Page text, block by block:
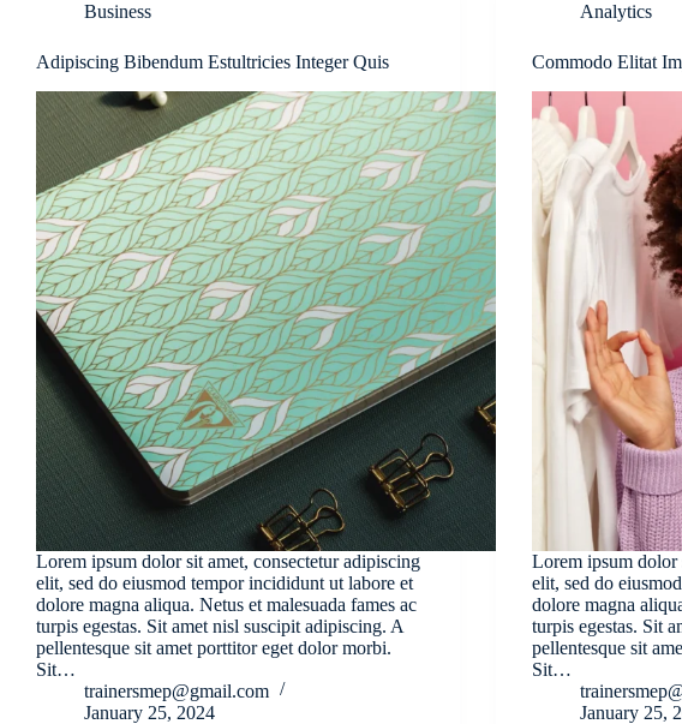
Business
Adipiscing Bibendum Estultricies Integer Quis
Lorem ipsum dolor sit amet, consectetur adipiscing
elit, sed do eiusmod tempor incididunt ut labore et
dolore magna aliqua. Netus et malesuada fames ac
turpis egestas. Sit amet nisl suscipit adipiscing. A
pellentesque sit amet porttitor eget dolor morbi.
Sit…
trainersmep@gmail.com
January 25, 2024
Analytics
Commodo Elitat
Lorem ipsum dolor
elit, sed do
dolore magna
turpis egestas. Sit
pellentesque sit
Sit…
January 25,